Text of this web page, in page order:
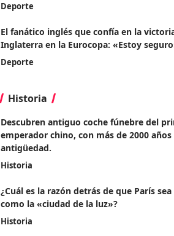
Deporte
El fanático inglés que confía en la
Inglaterra en la Eurocopa: «Estoy
Deporte
Historia
Descubren antiguo coche fúnebre del
emperador chino, con más de 2000 años
antigüedad.
Historia
¿Cuál es la razón detrás de que París
como la «ciudad de la luz»?
Historia